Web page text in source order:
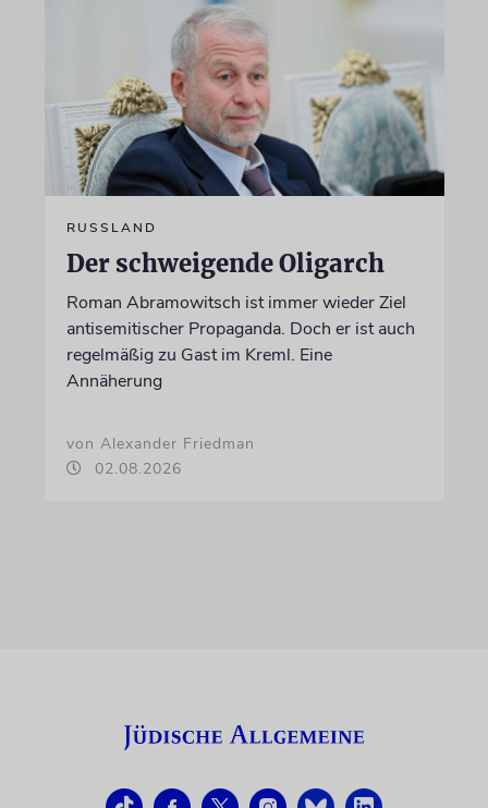
RUSSLAND
Der schweigende Oligarch
Roman Abramowitsch ist immer wieder Ziel
antisemitischer Propaganda. Doch er ist auch
regelmäßig zu Gast im Kreml. Eine
Annäherung
von Alexander Friedman
02.08.2026